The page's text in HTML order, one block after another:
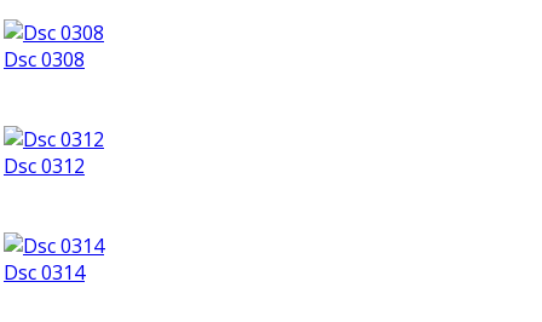
Dsc 0308
Dsc 0312
Dsc 0314